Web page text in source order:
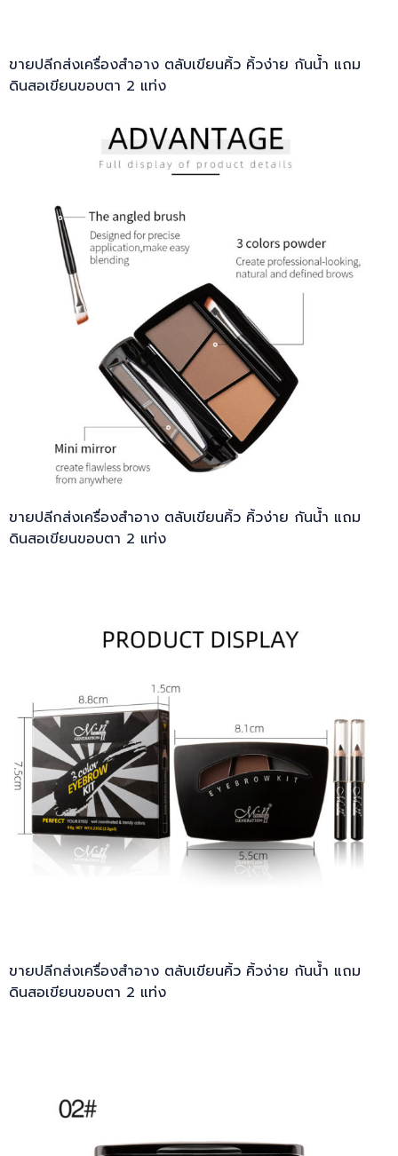
ขายปลีกส่งเครื่องสำอาง ตลับเขียนคิ้ว คิ้วง่าย กันน้ำ แถม
ดินสอเขียนขอบตา 2 แท่ง
ขายปลีกส่งเครื่องสำอาง ตลับเขียนคิ้ว คิ้วง่าย กันน้ำ แถม
ดินสอเขียนขอบตา 2 แท่ง
ขายปลีกส่งเครื่องสำอาง ตลับเขียนคิ้ว คิ้วง่าย กันน้ำ แถม
ดินสอเขียนขอบตา 2 แท่ง